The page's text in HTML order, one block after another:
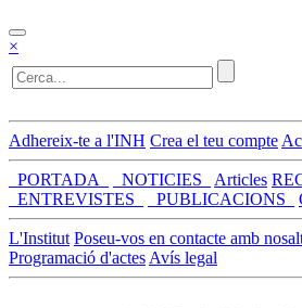
×
Adhereix-te a l'INH Crea el teu compte
_PORTADA_ _NOTICIES_ Articles
_ENTREVISTES_
_PUBLICACIONS_
L'Institut Poseu-vos en contacte amb
Programació d'actes Avís legal